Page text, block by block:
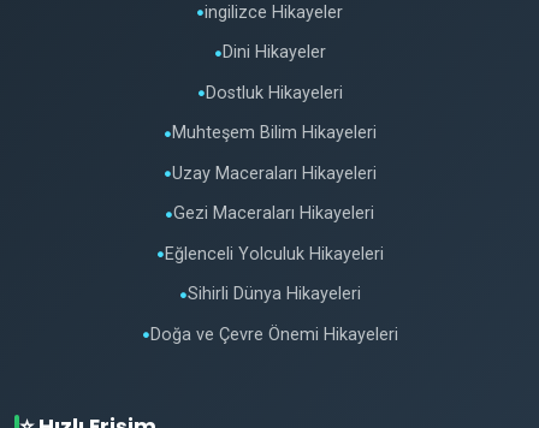
●ingilizce Hikayeler
● Dini Hikayeler
● Dostluk Hikayeleri
● Muhteşem Bilim Hikayeleri
●Uzay Maceraları Hikayeleri
●Gezi Maceraları Hikayeleri
● Eğlenceli Yolculuk Hikayeleri
●Sihirli Dünya Hikayeleri
● Doğa ve Çevre Önemi Hikayeleri